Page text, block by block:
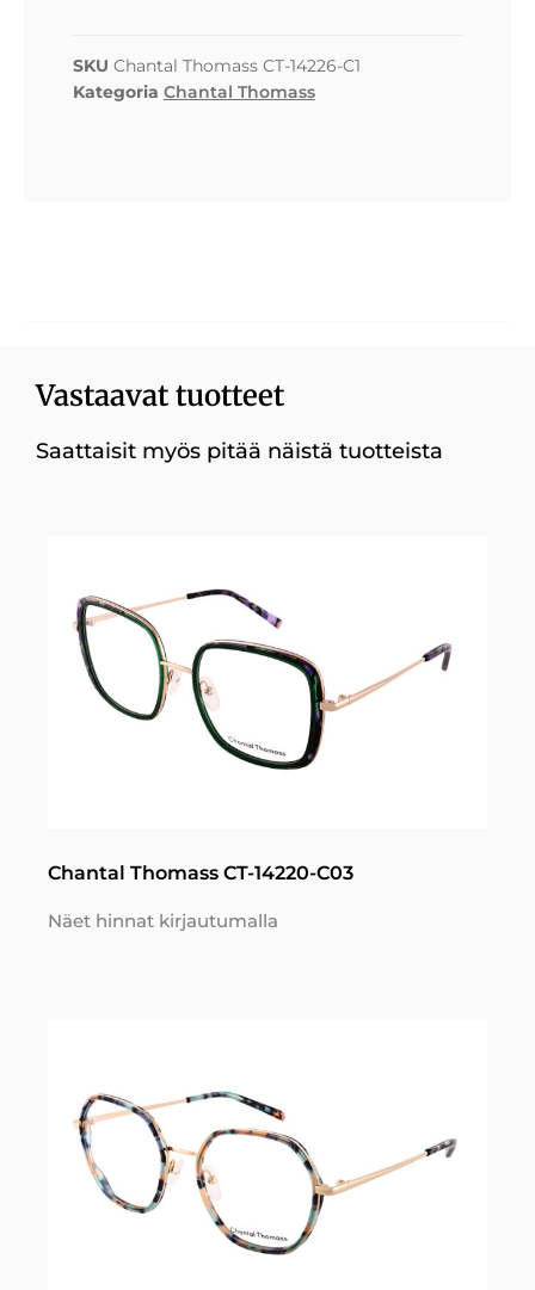
SKU Chantal Thomass CT-14226-C1
Kategoria Chantal Thomass
Vastaavat tuotteet
Saattaisit myös pitää näistä tuotteista
Chantal Thomass CT-14220-C03
Näet hinnat kirjautumalla